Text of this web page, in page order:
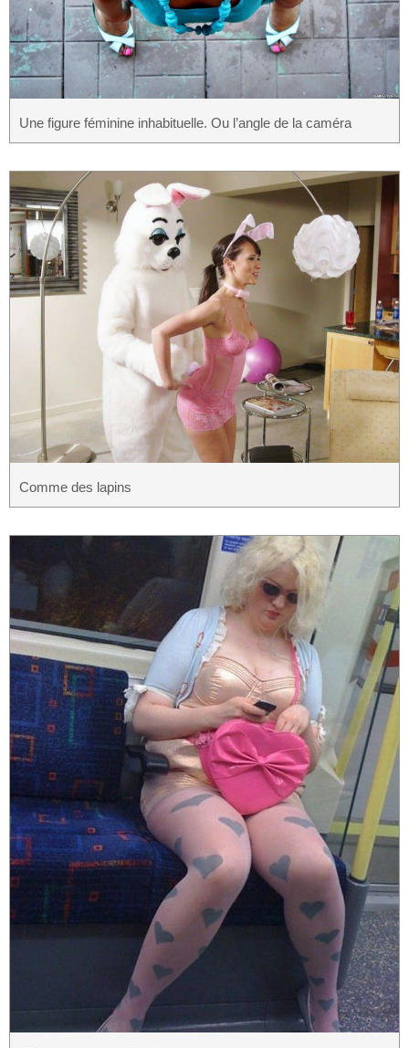
Une figure féminine inhabituelle. Ou l’angle de la caméra
Comme des lapins